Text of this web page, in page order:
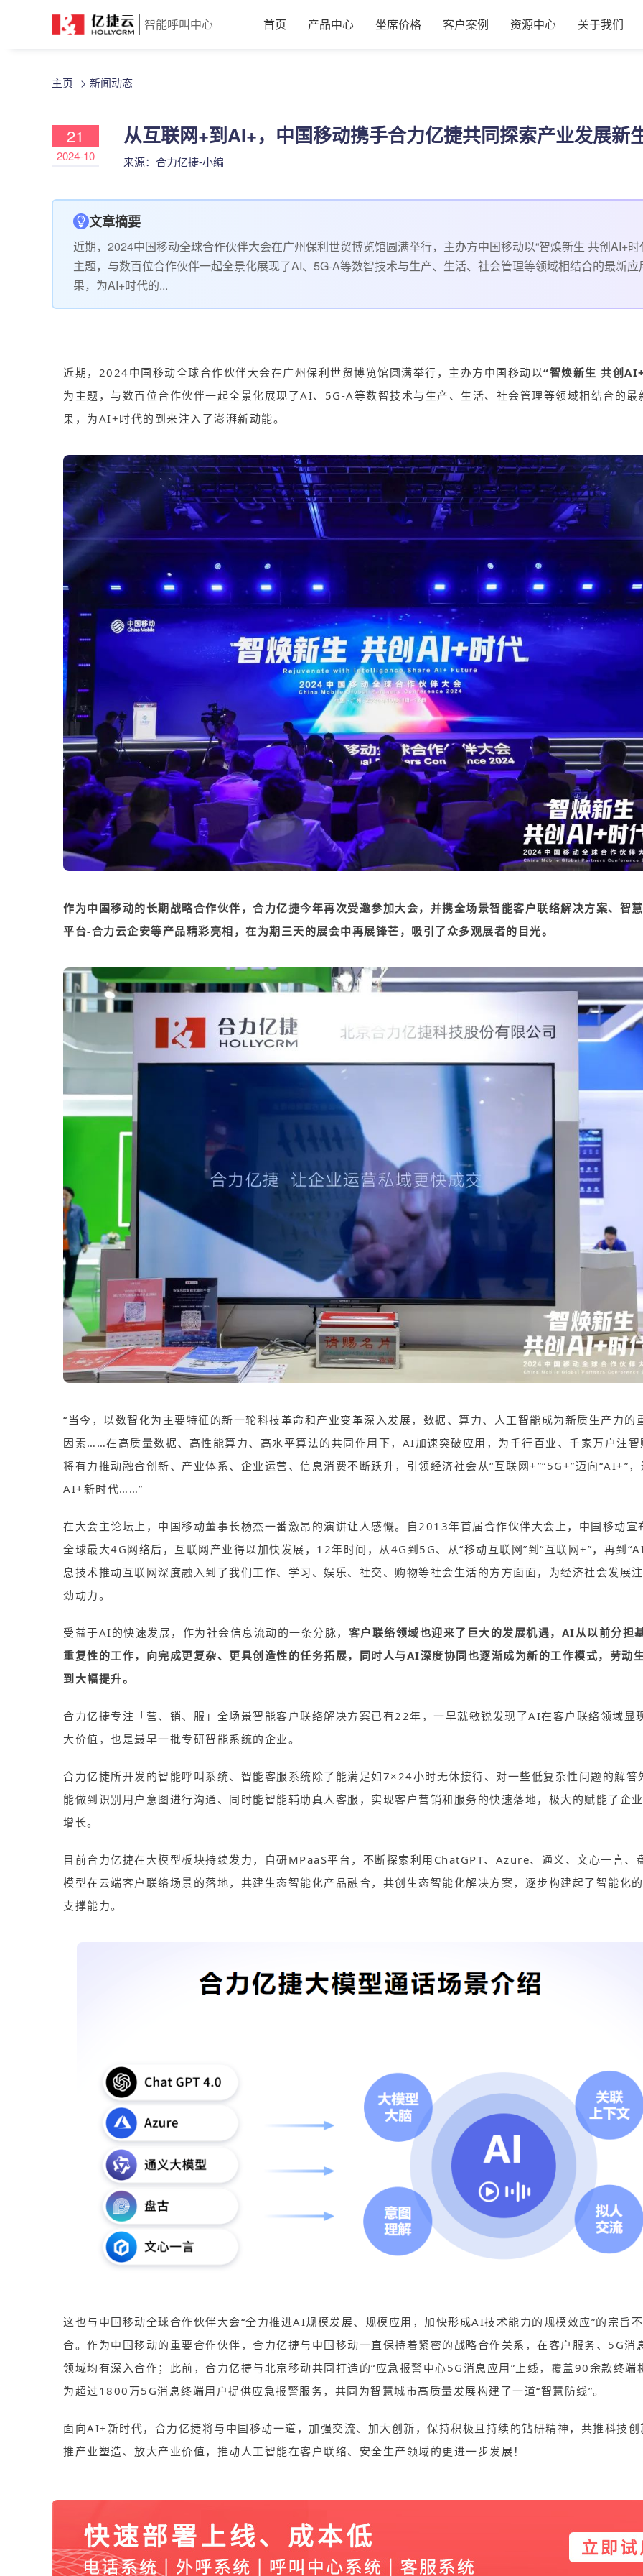
智能呼叫中心 首页 产品中心 坐席价格 客户案例 资源中心 关于我们
主页 > 新闻动态
21
2024-10
从互联网+到AI+，中国移动携手合力亿捷共同探索产业发展新
来源：合力亿捷-小编
文章摘要
近期，2024中国移动全球合作伙伴大会在广州保利世贸博览馆圆满举行，主办方中国移动以“智焕新生 共创AI+时
主题，与数百位合作伙伴一起全景化展现了AI、5G-A等数智技术与生产、生活、社会管理等领域相结合的最新应
果，为AI+时代的...
近期 ， 2024中国移动全球合作伙伴大会在广州保利世贸博览馆圆满举行，主办方中国移动以“智焕新生 共创
为主题，与数百位合作伙伴一起全景化展现了AI、 5G-A等数智技术与生产、生活、社会管理等领域相结合的最
果，为AI+时代的到来注入了澎湃新动能。
作为中国移动的长期战略合作伙伴， 合力亿捷今年再次受邀参加大会，并携全场景智能客户联络解决方案、智
平台-合力云企安等产品精彩亮相，在为期三天的展会中再展锋芒，吸引了众多观展者的目光。
“当今，以数智化为主要特征的新一轮科技革命和产业变革深入发展，数据、算力、人工智能成为新质生产力的
因素……在高质量数据、高性能算力、高水平算法的共同作用下，AI加速突破应用，为千行百业、千家万户注智
将有力推动融合创新、产业体系、企业运营、 信息消费不断跃升，引领经济社会从“互联网+”“5G+”迈向“AI+”
AI+新时代……”
在大会主论坛上，中国移动董事长杨杰一番激昂的演讲让人感慨。自2013年首届合作伙伴大会上，中国移动宣
全球最大4G网络后，互联网产业得以加快发展，12年时间，从4G到5G、从“移动互联网”到“互联网+”，再到
息技术推动互联网深度融入到了我们工作、学习、娱乐、社交、购物等社会生活的方方面面，为经济社会发展
劲动力。
受益于AI的快速发展，作为社会信息流动的一条分脉， 客户联络领域也迎来了巨大的发展机遇，AI从以前分担
重复性的工作，向完成更复杂、更具创造性的任务拓展，同时人与AI深度协同也逐渐成为新的工作模式，劳动
到大幅提升。
合力亿捷专注「营、销、服」全场景智能客户联络解决方案已有22年，一早就敏锐发现了AI在客户联络领域显
大价值，也是最早一批专研智能系统的企业。
合力亿捷所开发的智能呼叫系统、智能客服系统除了能满足如7×24小时无休接待、对一些低复杂性问题的解答
能做到识别用户意图进行沟通、同时能智能辅助真人客服，实现客户营销和服务的快速落地，极大的赋能了企
增长。
目前合力亿捷在大模型板块持续发力，自研MPaaS平台，不断探索利用 ChatGPT、Azure、通义、文心一言、
模型在云端客户联络场景的落地，共建生态智能化产品融合，共创生态智能化解决方案，逐步构建起了智能化
支撑能力。
这也与中国移动全球合作伙伴大会“全力推进AI规模发展、规模应用，加快形成AI技术能力的规模效应”的宗旨
合。作为中国移动的重要合作伙伴，合力亿捷与中国移动一直保持着紧密的战略合作关系，在客户服务、5G消
领域均有深入合作；此前，合力亿捷与北京移动共同打造的“应急报警中心5G消息应用”上线，覆盖90余款终端
为超过1800万5G消息终端用户提供应急报警服务，共同为智慧城市高质量发展构建了一道“智慧防线”。
面向AI+新时代，合力亿捷将与中国移动一道，加强交流、加大创新，保持积极且持续的钻研精神，共推科技
推产业塑造、放大产业价值，推动人工智能在客户联络、安全生产领域的更进一步发展！